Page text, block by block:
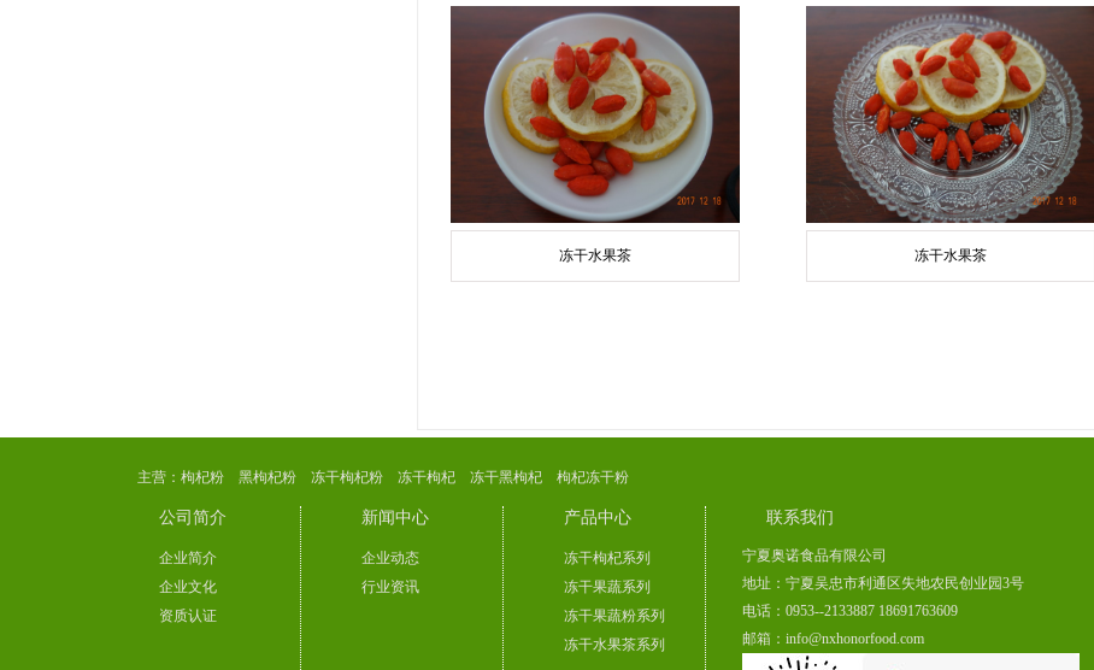
冻干水果茶 冻干水果茶
主营： 枸杞粉 黑枸杞粉 冻干枸杞粉 冻干枸杞 冻干黑枸杞 枸杞冻干粉
公司简介
企业简介
企业文化
资质认证
新闻中心
企业动态
行业资讯
产品中心
冻干枸杞系列
冻干果蔬系列
冻干果蔬粉系列
冻干水果茶系列
联系我们
宁夏奥诺食品有限公司
地址：宁夏吴忠市利通区失地农民创业园3号
电话：0953--2133887 18691763609
邮箱：info@nxhonorfood.com